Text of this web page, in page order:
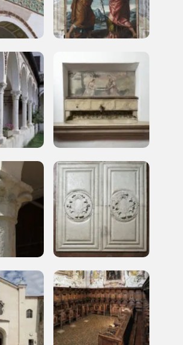
questo non
possibile
senza di te
ITALIANO ETS - Via Carlo Foldi, 2 - 20135
Milano
02 4676151 - Fax 02 48193631
- C.F.: 80102030154 - PEC:
80102030154ri@legalmail.it
senza scopo di lucro per la tutela e la valorizzazione
della natura e del paesaggio italiani.
941 del 3.12.1975 - Iscritta al RUNTS rep. n. 2092